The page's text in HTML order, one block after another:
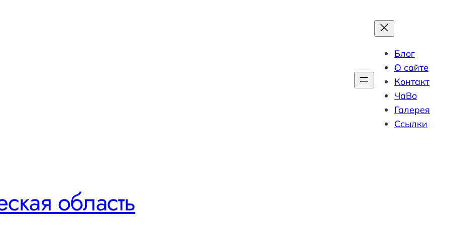
Блог
О сайте
Контакт
ЧаВо
Галерея
Ссылки
область